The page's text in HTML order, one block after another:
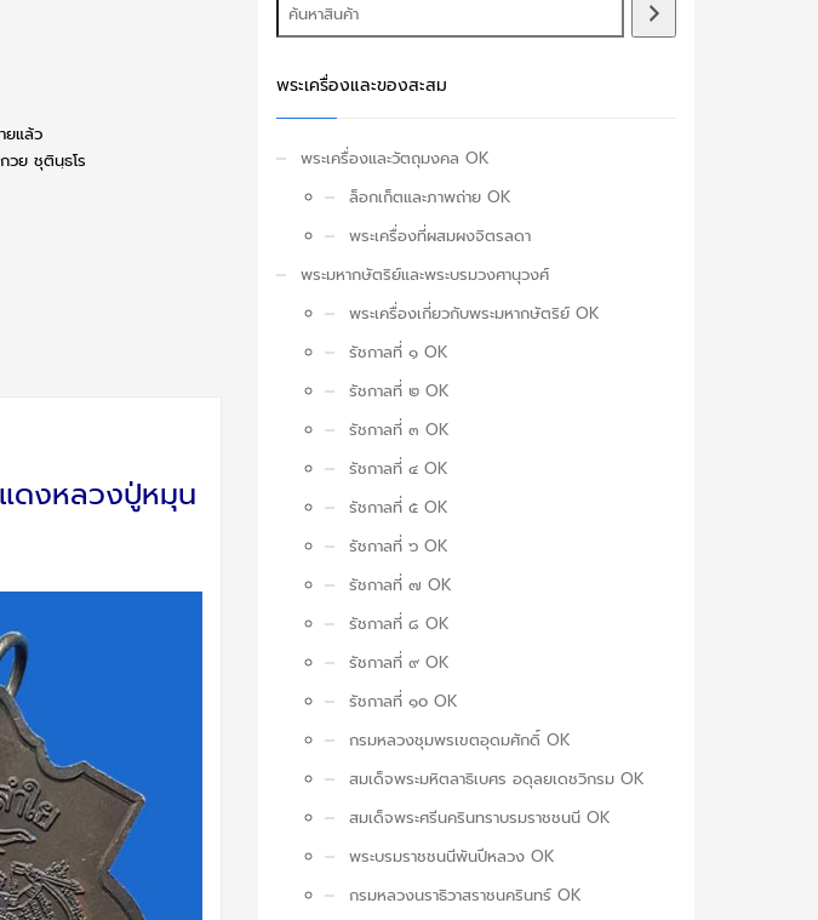
ยแล้ว
วย ชุตินฺธโร
ดงหลวงปู่หมุน
พระเครื่องและของสะสม
พระเครื่องและวัตถุมงคล OK
ล็อกเก็ตและภาพถ่าย OK
พระเครื่องที่ผสมผงจิตรลดา
พระมหากษัตริย์และพระบรมวงศานุวงศ์
พระเครื่องเกี่ยวกับพระมหากษัตริย์ OK
รัชกาลที่ ๑ OK
รัชกาลที่ ๒ OK
รัชกาลที่ ๓ OK
รัชกาลที่ ๔ OK
รัชกาลที่ ๕ OK
รัชกาลที่ ๖ OK
รัชกาลที่ ๗ OK
รัชกาลที่ ๘ OK
รัชกาลที่ ๙ OK
รัชกาลที่ ๑๐ OK
กรมหลวงชุมพรเขตอุดมศักดิ์ OK
สมเด็จพระมหิตลาธิเบศร อดุลยเดชวิกรม OK
สมเด็จพระศรีนครินทราบรมราชชนนี OK
พระบรมราชชนนีพันปีหลวง OK
กรมหลวงนราธิวาสราชนครินทร์ OK